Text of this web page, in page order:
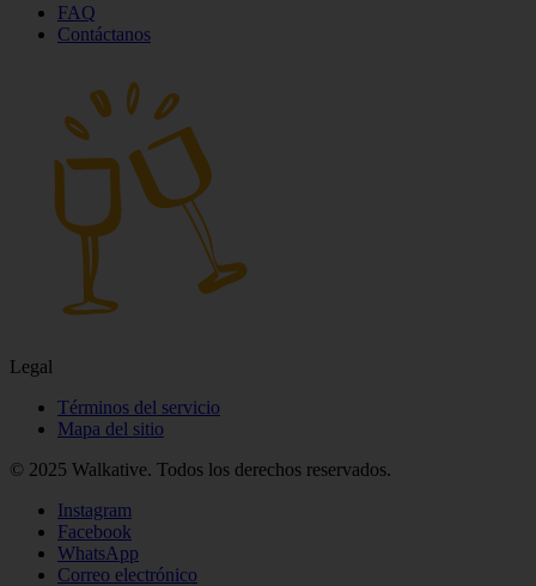
FAQ
Contáctanos
Legal
Términos del servicio
Mapa del sitio
© 2025 Walkative. Todos los derechos reservados.
Instagram
Facebook
WhatsApp
Correo electrónico